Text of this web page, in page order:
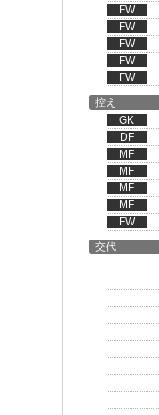
FW
FW
FW
FW
FW
控え
GK
DF
MF
MF
MF
MF
FW
交代